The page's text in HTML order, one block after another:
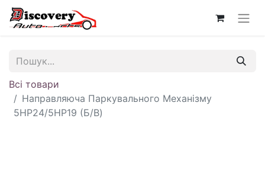
Всі товари
Направляюча Паркувального Механізму
5HP24/5HP19 (Б/В)